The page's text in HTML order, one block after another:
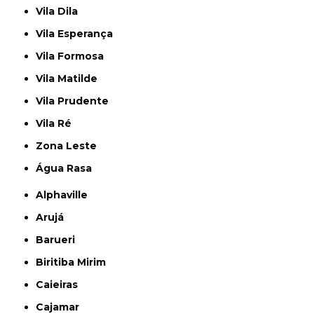
Vila Dila
Vila Esperança
Vila Formosa
Vila Matilde
Vila Prudente
Vila Ré
Zona Leste
Água Rasa
Alphaville
Arujá
Barueri
Biritiba Mirim
Caieiras
Cajamar